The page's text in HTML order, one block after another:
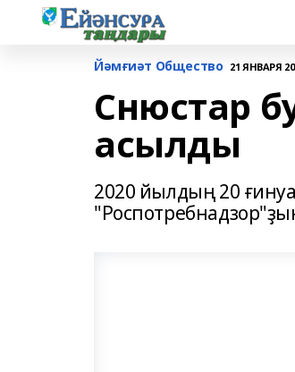
Йәмғиәт Общество 21 ЯНВАРЯ
Снюстар
асылды
2020 йылдың 20